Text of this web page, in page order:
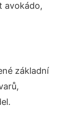
avokádo,
základní